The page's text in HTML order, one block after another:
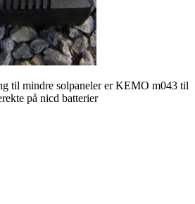
til mindre solpaneler er KEMO m043 til
på nicd batterier